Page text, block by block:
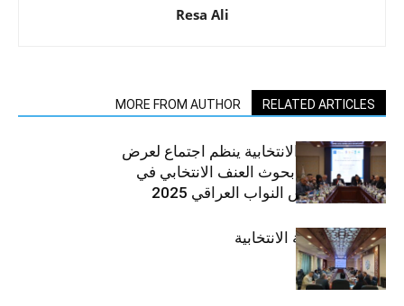
Resa Ali
RELATED ARTICLES
MORE FROM AUTHOR
منتدى التوعية الانتخابية ينظم اجتماع لعرض
نتائج وتوصيات بحوث العنف الانتخابي في
انتخابات مجلس النواب العراقي 2025
المنتدى التوعية الانتخابية